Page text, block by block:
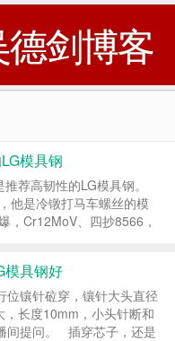
剑博客
模具钢
荐高韧性的LG模具钢。
他是冷镦打马车螺丝的模
，Cr12MoV、四抄8566，
模具钢好
位镶针砬穿，镶针大头直径
长度10mm，小头针断和
间提问。 插穿芯子，还是